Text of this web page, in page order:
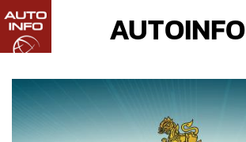
AUTOINFO